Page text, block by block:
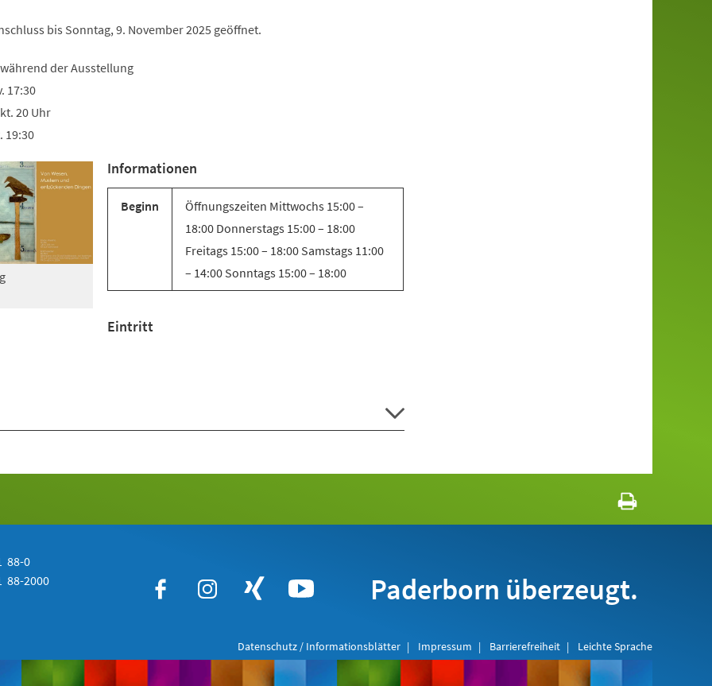
bis Sonntag, 9. November 2025 geöffnet.
der Ausstellung
17:30
20 Uhr
19:30
Informationen
Beginn
Öffnungszeiten Mittwochs 15:00 –
18:00 Donnerstags 15:00 – 18:00
Freitags 15:00 – 18:00 Samstags 11:00
– 14:00 Sonntags 15:00 – 18:00
Eintritt
88-0
88-2000 Paderborn überzeugt.
Datenschutz / Informationsblätter Impressum Barrierefreiheit Leichte Sprache